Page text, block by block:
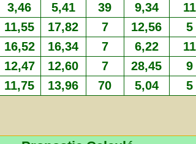
3,46 5,41 39 9,34 11
11,55 17,82 7 12,56 5
16,52 16,34 7 6,22 11
12,47 12,60 7 28,45 9
11,75 13,96 70 5,04 5